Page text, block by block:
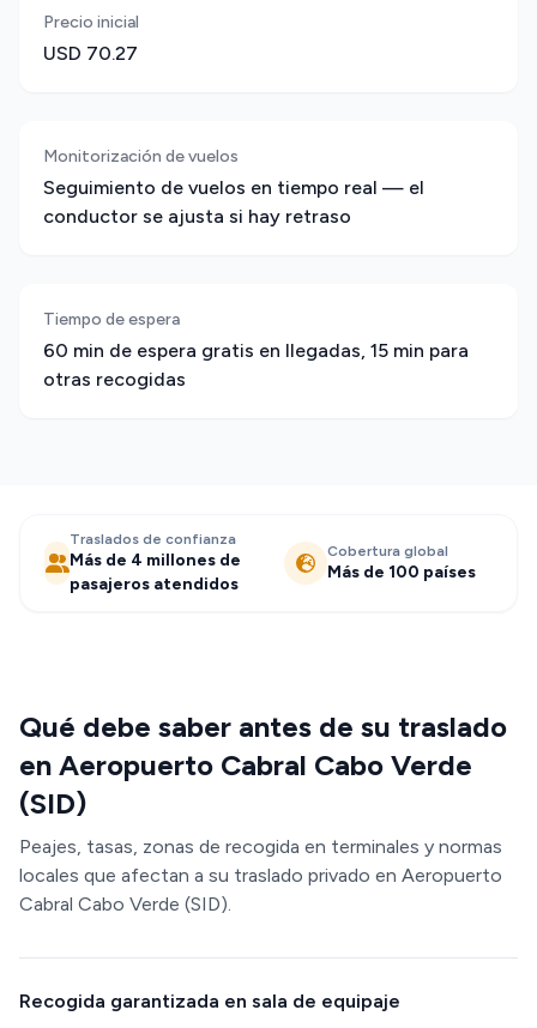
Precio inicial
USD 70.27
Monitorización de vuelos
Seguimiento de vuelos en tiempo real — el
conductor se ajusta si hay retraso
Tiempo de espera
60 min de espera gratis en llegadas, 15 min para
otras recogidas
Traslados de confianza
Más de 4 millones de
pasajeros atendidos
Cobertura global
Más de 100 países
Qué debe saber antes de su traslado
en Aeropuerto Cabral Cabo Verde
(SID)
Peajes, tasas, zonas de recogida en terminales y normas
locales que afectan a su traslado privado en Aeropuerto
Cabral Cabo Verde (SID).
Recogida garantizada en sala de equipaje